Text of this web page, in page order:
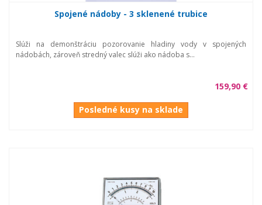
Spojené nádoby - 3 sklenené trubice
Slúži na demonštráciu pozorovanie hladiny vody v spojených
nádobách, zároveň stredný valec slúži ako nádoba s...
159,90 €
Posledné kusy na sklade